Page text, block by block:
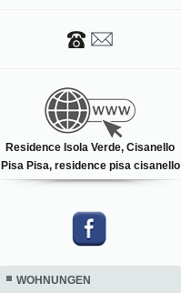
Residence Isola Verde, Cisanello
Pisa Pisa, residence pisa cisanello
WOHNUNGEN